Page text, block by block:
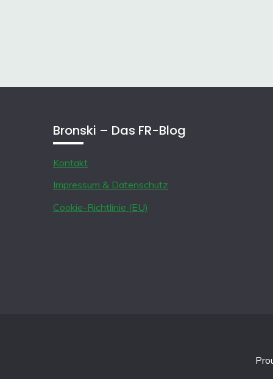
Bronski – Das FR-Blog
Kontakt
Impressum & Datenschutz
Cookie-Richtlinie (EU)